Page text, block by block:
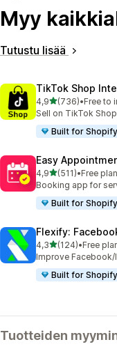
Myy
Tutustu lisää
TikTok Shop
4,9/ 5 tähteä
(736)
736 arvostelua
•Free to
Sell on TikTok
Built for Shopify
Easy
4,9/ 5 tähteä
(511)
511 arvostelua
•Free
Booking app for
Built for Shopify
Flexify:
4,3/ 5 tähteä
(124)
124 arvostelua
•Free
Improve
Built for Shopify
Tuotteiden